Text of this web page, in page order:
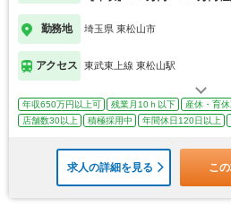
勤務地 埼玉県 東松山市
アクセス 東武東上線 東松山駅
年収650万円以上可 残業月10ｈ以下 産休・育
店舗数30以上
積極採用中 年間休日120日以上
求人の詳細を見る こ